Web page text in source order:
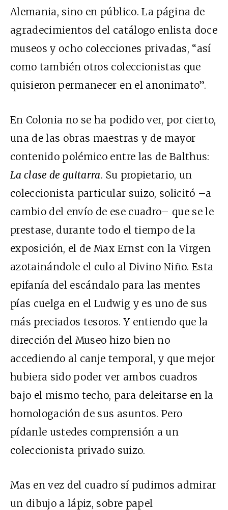
Alemania, sino en público. La página de
agradecimientos del catálogo enlista doce
museos y ocho colecciones privadas, “así
como también otros coleccionistas que
quisieron permanecer en el anonimato”.
En Colonia no se ha podido ver, por cierto,
una de las obras maestras y de mayor
contenido polémico entre las de Balthus:
La clase de guitarra. Su propietario, un
coleccionista particular suizo, solicitó –a
cambio del envío de ese cuadro– que se le
prestase, durante todo el tiempo de la
exposición, el de Max Ernst con la Virgen
azotainándole el culo al Divino Niño. Esta
epifanía del escándalo para las mentes
pías cuelga en el Ludwig y es uno de sus
más preciados tesoros. Y entiendo que la
dirección del Museo hizo bien no
accediendo al canje temporal, y que mejor
hubiera sido poder ver ambos cuadros
bajo el mismo techo, para deleitarse en la
homologación de sus asuntos. Pero
pídanle ustedes comprensión a un
coleccionista privado suizo.
Mas en vez del cuadro sí pudimos admirar
un dibujo a lápiz, sobre papel